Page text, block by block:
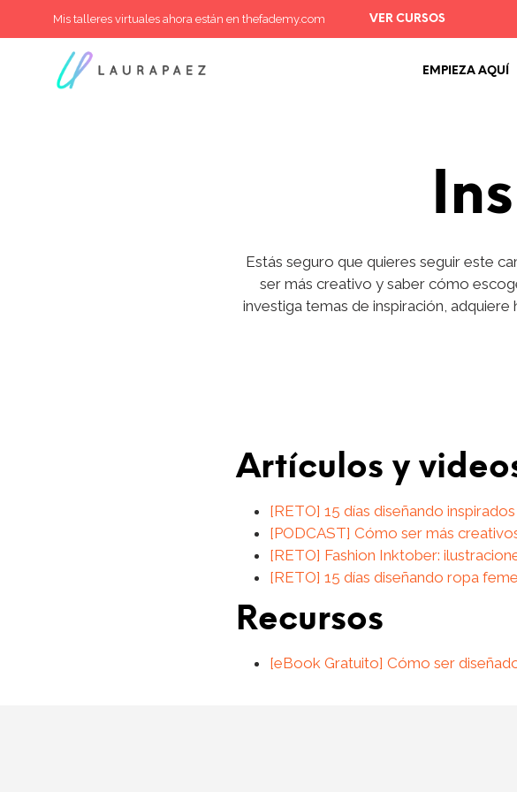
Mis talleres virtuales ahora están en thefademy.com VER CURSOS
EMPIEZA AQUÍ
Estás seguro que quieres seguir este
ser más creativo y saber cómo
investiga temas de inspiración,
Artículos y
[RETO] 15 días diseñando
[PODCAST] Cómo ser más
[RETO] Fashion Inktober:
[RETO] 15 días diseñando ropa
Recursos
[eBook Gratuito] Cómo ser